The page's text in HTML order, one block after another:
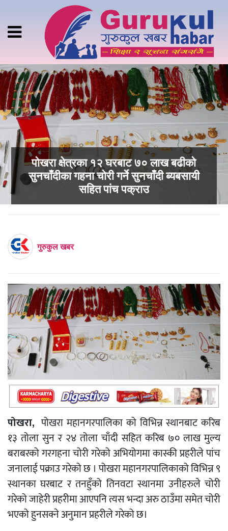
पोखरा क्षेत्रका १२ घरबाट ७० लाख बढीको
सुनचाँदीका गहना चोरी गर्ने सुनचाँदी ब्यबसायी
सहित पांच पक्राउ
गुरुकुल खबर
पोखरा, पोखरा महानगरपालिका को विभिन्न स्थानबाट करिब
१३ तोला सुन र २४ तोला चाँदी सहित करिब ७० लाख मुल्य
बराबरको गरगहना चोरी गरेको अभियोगमा कास्की प्रहरीले पांच
जनालाई पक्राउ गरेको छ । पोखरा महानगरपालिकाको विभिन्न ९
स्थानका घरबाट र तनहुँको तिनवटा स्थानमा उनीहरुले चोरी
गरेको जाहेरी प्रहरीमा आएपनि त्यस भन्दा अरु ठाउँमा समेत चोरी
भएको हुनसक्ने अनुमान प्रहरीले गरेको छ।